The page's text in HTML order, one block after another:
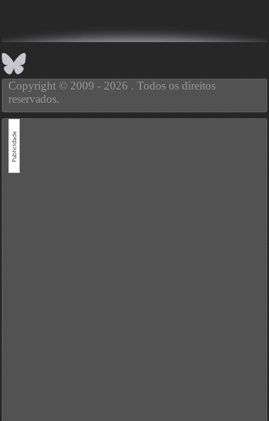
Copyright © 2009 - 2026 . Todos os direitos
reservados.